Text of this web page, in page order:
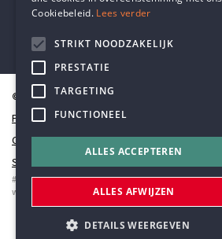
© Humanistisch Verbond 2026
Privacy
Cookiestatement
Sitemap
#codedwithlove byCodelines
webapplicaties
mobiele apps&maatwerk websites
Cookiebeleid. Lees verder
STRIKT NOODZAKELIJK
PRESTATIE
TARGETING
FUNCTIONEEL
ALLES ACCEPTEREN
ALLES AFWIJZEN
DETAILS WEERGEVEN